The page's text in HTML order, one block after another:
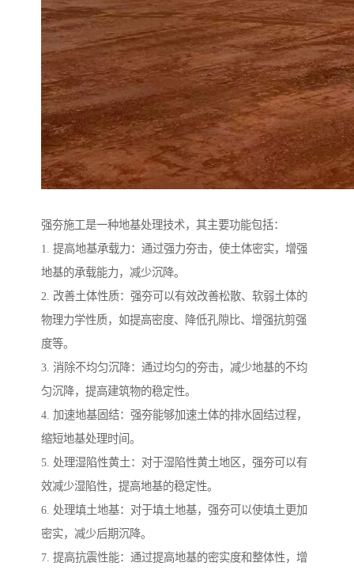
强夯施工是一种地基处理技术，其主要功能包括：
1. 提高地基承载力：通过强力夯击，使土体密实，增强
地基的承载能力，减少沉降。
2. 改善土体性质：强夯可以有效改善松散、软弱土体的
物理力学性质，如提高密度、降低孔隙比、增强抗剪强
度等。
3. 消除不均匀沉降：通过均匀的夯击，减少地基的不均
匀沉降，提高建筑物的稳定性。
4. 加速地基固结：强夯能够加速土体的排水固结过程，
缩短地基处理时间。
5. 处理湿陷性黄土：对于湿陷性黄土地区，强夯可以有
效减少湿陷性，提高地基的稳定性。
6. 处理填土地基：对于填土地基，强夯可以使填土更加
密实，减少后期沉降。
7. 提高抗震性能：通过提高地基的密实度和整体性，增